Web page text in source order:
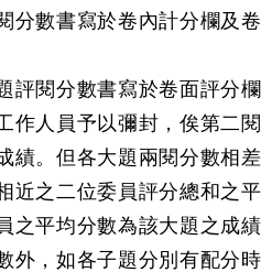
分數書寫於卷內計分欄及
評閱分數書寫於卷面評分
人員予以彌封，俟第二
。但各大題兩閱分數相
近之二位委員評分總和之
平均分數為該大題之成績
，如各子題分別有配分